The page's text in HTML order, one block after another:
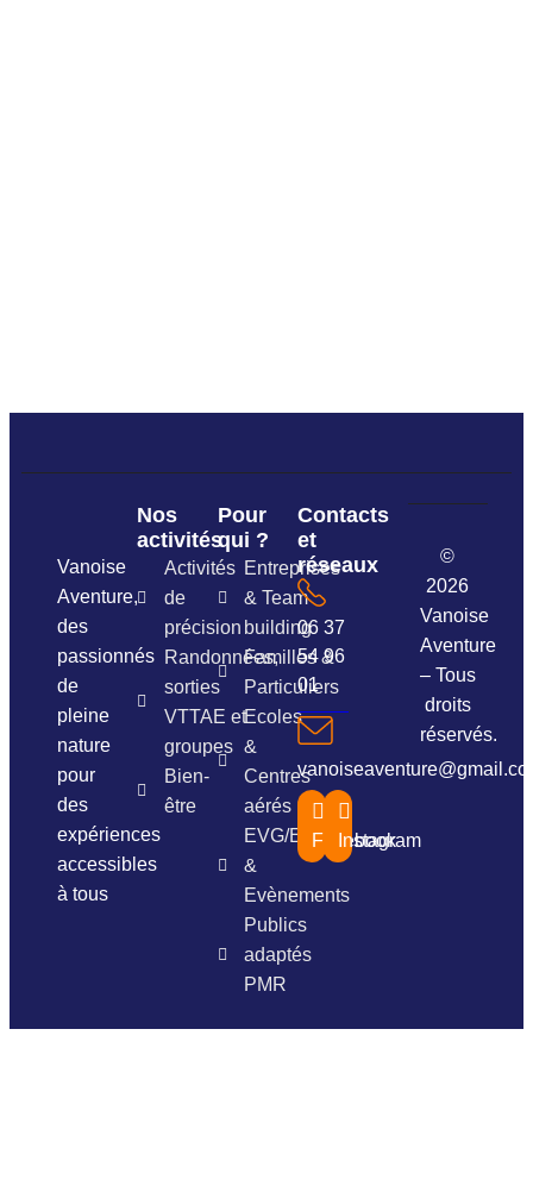
Vanoise
Aventure,
des
passionnés
de
pleine
nature
pour
des
expériences
accessibles
à tous
Nos
activités
Activités
de
précision
Randonnées,
sorties
VTTAE et
groupes
Bien-
être
Pour
qui ?
Entreprises
& Team
building
Familles &
Particuliers
Ecoles
&
Centres
aérés
EVG/EVJF
&
Evènements
Publics
adaptés
PMR
Contacts
et
réseaux
06 37
54 96
01
Facebook
Instagram
©
2026
Vanoise
Aventure
– Tous
droits
réservés.